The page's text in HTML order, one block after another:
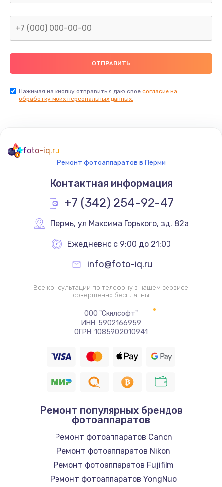
Нажимая на кнопку отправить я даю свое согласие на
обработку моих персональных данных.
foto-iq.ru
Ремонт фотоаппаратов в Перми
Контактная информация
+7 (342) 254-92-47
Пермь, ул Максима Горького, зд. 82а
Ежедневно с 9:00 до 21:00
info@foto-iq.ru
Все консультации по телефону в нашем сервисе
совершенно бесплатны
ООО "Скилсофт"
ИНН: 5902166959
ОГРН: 1085902010941
Ремонт популярных брендов
фотоаппаратов
Ремонт фотоаппаратов Canon
Ремонт фотоаппаратов Nikon
Ремонт фотоаппаратов Fujifilm
Ремонт фотоаппаратов YongNuo